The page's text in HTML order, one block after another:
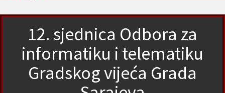
12. sjednica Odbora za
informatiku i telematiku
Gradskog vijeća Grada